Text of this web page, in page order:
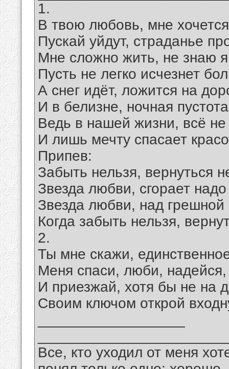
1.
В твою любовь, мне
Пускай уйдут, страданье
Мне сложно жить, не знаю я
Пусть не легко исчезнет
А снег идёт, ложится на
И в белизне, ночная
Ведь в нашей жизни, всё не
И лишь мечту спасает
Припев:
Забыть нельзя, вернуться
Звезда любви, сгорает
Звезда любви, над грешной
Когда забыть нельзя,
2.
Ты мне скажи,
Меня спаси, люби,
И приезжай, хотя бы не на
Своим ключом открой
Все, кто уходил от меня